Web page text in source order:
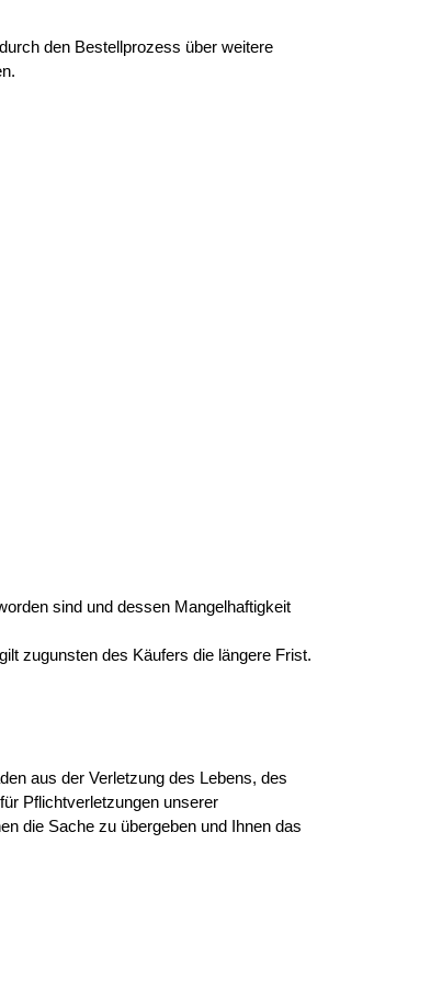
den Bestellprozess über weitere
sind und dessen Mangelhaftigkeit
zugunsten des Käufers die längere Frist.
aus der Verletzung des Lebens, des
Pflichtverletzungen unserer
die Sache zu übergeben und Ihnen das